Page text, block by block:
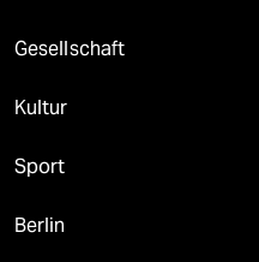
Gesellschaft
Kultur
Sport
Berlin